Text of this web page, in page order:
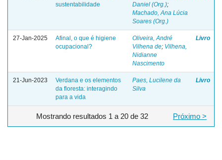
sustentabilidade
Daniel (Org.);
Machado, Ana Lúcia
Soares (Org.)
27-Jan-2025
Afinal, o que é higiene
ocupacional?
Oliveira, André
Vilhena de; Vilhena,
Nidianne
Nascimento
Livro
21-Jun-2023
Verdana e os elementos
da floresta: interagindo
para a vida
Paes, Lucilene da
Silva
Livro
Mostrando resultados 1 a 20 de 32 Próximo >